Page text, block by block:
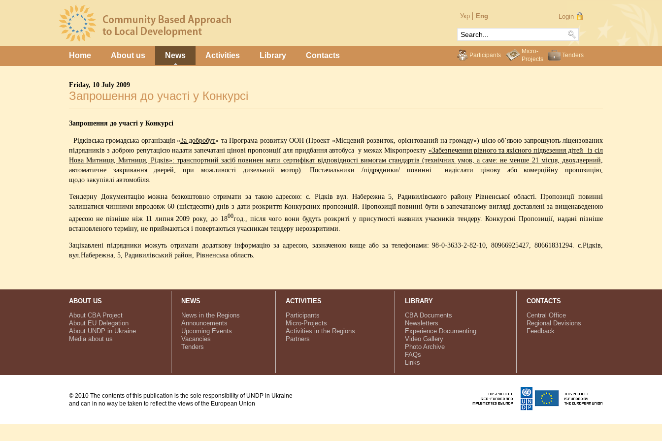
Укр Eng Login
Home About us News Activities Library Contacts Participants
Micro-
Projects
Tenders
Friday, 10 July 2009
Запрошення до участі у Конкурсі
Запрошення до участі у Конкурсі
Рідківська громадська організація «За добробут» та Програма розвитку ООН (Проект «Місцевий розвиток, орієнтований на громаду») цією об’явою запрошують ліцензованих
підрядників з доброю репутацією надати запечатані цінові пропозиції для придбання автобуса у межах Мікропроекту «Забезпечення рівного та якісного підвезення дітей із сіл
Нова Митниця, Митниця, Рідків»: транспортний засіб повинен мати сертифікат відповідності вимогам стандартів (технічних умов, а саме: не менше 21 місця, двохдверний,
автоматичне закривання дверей, при можливості дизельний мотор) . Постачальники /підрядники/ повинні надіслати цінову або комерційну пропозицію,
щодо закупівлі автомобіля.
Тендерну Документацію можна безкоштовно отримати за такою адресою: с. Рідків вул. Набережна 5, Радивилівського району Рівненської області. Пропозиції повинні
залишатися чинними впродовж 60 (шістдесяти) днів з дати розкриття Конкурсних пропозицій. Пропозиції повинні бути в запечатаному вигляді доставлені за вищенаведеною
адресою не пізніше ніж 11 липня 2009 року, до 1800год., після чого вони будуть розкриті у присутності наявних учасників тендеру. Конкурсні Пропозиції, надані пізніше
встановленого терміну, не приймаються і повертаються учасникам тендеру нерозкритими.
Зацікавлені підрядники можуть отримати додаткову інформацію за адресою, зазначеною вище або за телефонами: 98-0-3633-2-82-10, 80966925427, 80661831294. с.Рідків,
вул.Набережна, 5, Радивилівський район, Рівненська область.
ABOUT US
About CBA Project
About EU Delegation
About UNDP in Ukraine
Media about us
NEWS
News in the Regions
Announcements
Upcoming Events
Vacancies
Tenders
ACTIVITIES
Participants
Micro-Projects
Activities in the Regions
Partners
LIBRARY
CBA Documents
Newsletters
Experience Documenting
Video Gallery
Photo Archive
FAQs
Links
CONTACTS
Central Office
Regional Devisions
Feedback
© 2010 The contents of this publication is the sole responsibility of UNDP in Ukraine
and can in no way be taken to reflect the views of the European Union